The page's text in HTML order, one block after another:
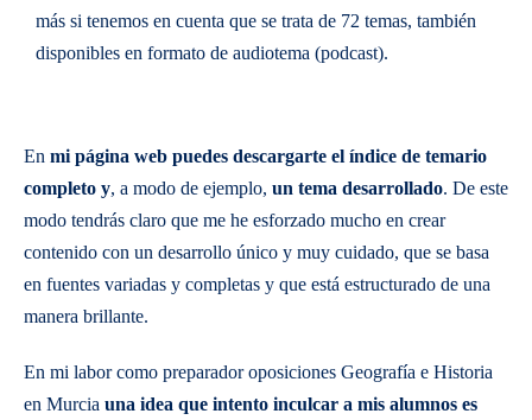
más si tenemos en cuenta que se trata de 72 temas, también
disponibles en formato de audiotema (podcast).
En mi página web puedes descargarte el índice de temario
completo y, a modo de ejemplo, un tema desarrollado. De este
modo tendrás claro que me he esforzado mucho en crear
contenido con un desarrollo único y muy cuidado, que se basa
en fuentes variadas y completas y que está estructurado de una
manera brillante.
En mi labor como preparador oposiciones Geografía e Historia
en Murcia una idea que intento inculcar a mis alumnos es